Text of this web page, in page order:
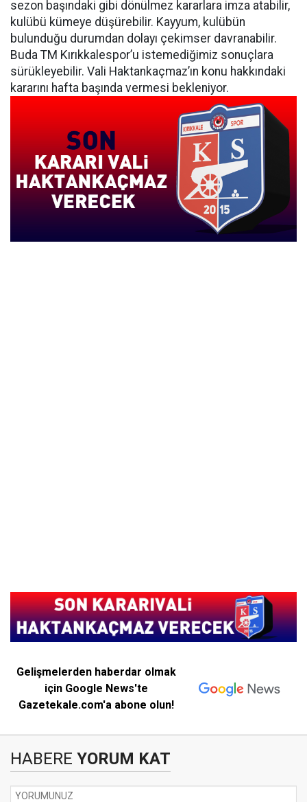
sezon başındaki gibi dönülmez kararlara imza atabilir,
kulübü kümeye düşürebilir. Kayyum, kulübün
bulunduğu durumdan dolayı çekimser davranabilir.
Buda TM Kırıkkalespor’u istemediğimiz sonuçlara
sürükleyebilir. Vali Haktankaçmaz’ın konu hakkındaki
kararını hafta başında vermesi bekleniyor.
Gelişmelerden haberdar olmak
için Google News'te
Gazetekale.com'a abone olun!
HABERE YORUM KAT